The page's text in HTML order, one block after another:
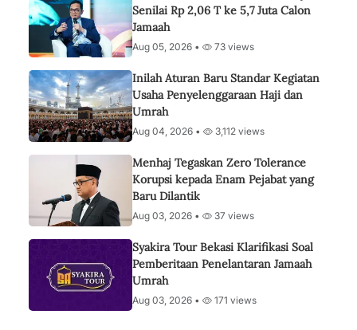
Senilai Rp 2,06 T ke 5,7 Juta Calon
Jamaah
Aug 05, 2026 • 73 views
Inilah Aturan Baru Standar Kegiatan
Usaha Penyelenggaraan Haji dan
Umrah
Aug 04, 2026 • 3,112 views
Menhaj Tegaskan Zero Tolerance
Korupsi kepada Enam Pejabat yang
Baru Dilantik
Aug 03, 2026 • 37 views
Syakira Tour Bekasi Klarifikasi Soal
Pemberitaan Penelantaran Jamaah
Umrah
Aug 03, 2026 • 171 views